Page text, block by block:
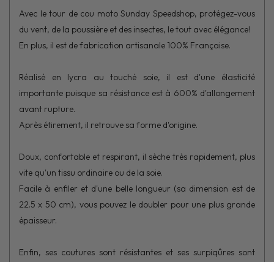
Avec le tour de cou moto Sunday Speedshop, protégez-vous
du vent, de la poussière et des insectes, le tout avec élégance!
En plus, il est de fabrication artisanale 100% Française.
Réalisé en lycra au touché soie, il est d'une élasticité
importante puisque sa résistance est à 600% d'allongement
avant rupture.
Après étirement, il retrouve sa forme d'origine.
Doux, confortable et respirant, il sèche très rapidement, plus
vite qu'un tissu ordinaire ou de la soie.
Facile à enfiler et d'une belle longueur (sa dimension est de
22.5 x 50 cm), vous pouvez le doubler pour une plus grande
épaisseur.
Enfin, ses coutures sont résistantes et ses surpiqûres sont